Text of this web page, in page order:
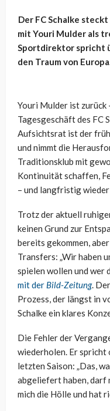
Der FC Schalke
mit Youri Mulder als
Sportdirektor spricht
den Traum von
Youri Mulder ist zurück
Tagesgeschäft des FC
Aufsichtsrat ist der
und nimmt die
Traditionsklub mit
Kontinuität schaffen,
– und langfristig
Trotz der aktuell
keinen Grund zur
bereits gekommen,
Transfers: „Wir haben
spielen wollen und wer
mit der Bild-Zeitung.
Prozess, der längst in
Schalke ein klares
Die Fehler der
wiederholen. Er
letzten Saison: „Das,
abgeliefert haben, darf
mich die Hölle und hat